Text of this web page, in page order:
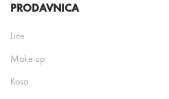
PRODAVNICA
Lice
Make-up
Kosa